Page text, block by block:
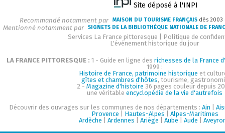
Site déposé à l'INPI
Recommandé notamment par MAISON DU TOURISME FRANÇAIS dès
Mentionné notamment par SIGNETS DE LA BIBLIOTHÈQUE NATIONALE DE
Services La France pittoresque
Politique de
L'événement historique du jour
LA FRANCE PITTORESQUE : 1 - Guide en ligne des richesses de la France
1999 :
Histoire de France, patrimoine historique et
gîtes et chambres d'hôtes, tourisme,
2 - Magazine d'histoire 36 pages couleur depuis
une véritable encyclopédie de la vie d'autrefois
Découvrir des ouvrages sur les communes de nos départements : Ain
Provence
Hautes-Alpes
Alpes-Maritimes
Ardèche
Ardennes Ariège Aube Aude